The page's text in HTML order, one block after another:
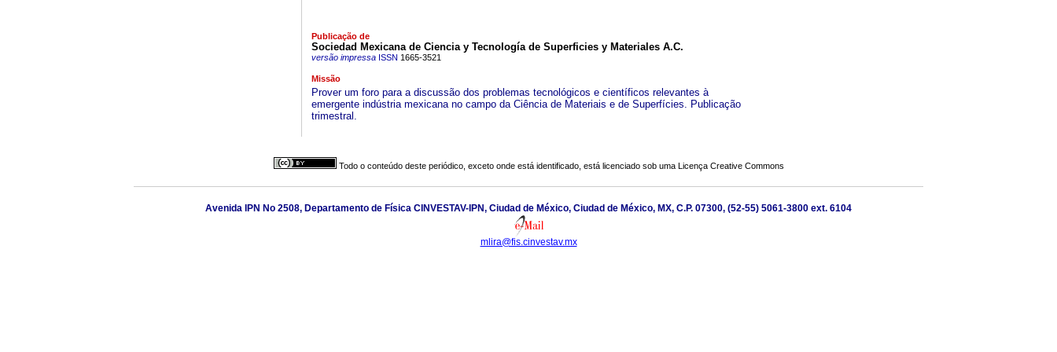
Publicação de
Sociedad Mexicana de Ciencia y Tecnología de Superficies y Materiales A.C.
versão impressaISSN 1665-3521
Missão
Prover um foro para a discussão dos problemas tecnológicos e científicos relevantes à
emergente indústria mexicana no campo da Ciência de Materiais e de Superfícies. Publicação
trimestral.
Todo o conteúdo deste periódico, exceto onde está identificado, está licenciado sob uma Licença Creative Commons
Avenida IPN No 2508, Departamento de Física CINVESTAV-IPN, Ciudad de México, Ciudad de México, MX, C.P. 07300, (52-55) 5061-3800 ext. 6104
mlira@fis.cinvestav.mx